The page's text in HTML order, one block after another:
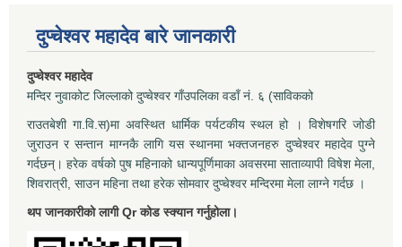
दुप्चेश्वर महादेव बारे जानकारी
दुप्चेश्वर महादेव
मन्दिर नुवाकोट जिल्लाको दुप्चेश्वर गाँउपलिका वडाँ नं. ६ (साविकको
राउतबेशी गा.वि.स)मा अवस्थित धार्मिक पर्यटकीय स्थल हो । विशेषगरि जोडी
जुराउन र सन्तान माग्नकै लागि यस स्थानमा भक्तजनहरु दुप्चेश्वर महादेव पुग्ने
गर्दछन्। हरेक वर्षको पुष महिनाको धान्यपूर्णिमाका अवसरमा साताव्यापी विषेश मेला,
शिवरात्री, साउन महिना तथा हरेक सोमवार दुप्चेश्वर मन्दिरमा मेला लाग्ने गर्दछ ।
थप जानकारीको लागी Qr कोड स्क्यान गर्नुहोला।